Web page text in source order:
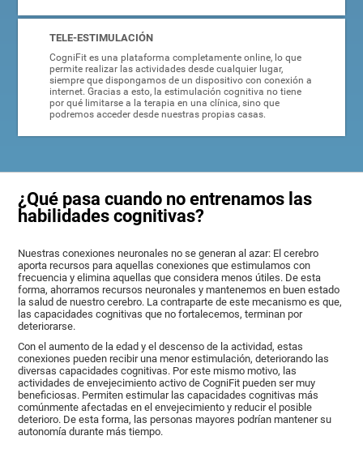
TELE-ESTIMULACIÓN
CogniFit es una plataforma completamente online, lo que
permite realizar las actividades desde cualquier lugar,
siempre que dispongamos de un dispositivo con conexión a
internet. Gracias a esto, la estimulación cognitiva no tiene
por qué limitarse a la terapia en una clínica, sino que
podremos acceder desde nuestras propias casas.
¿Qué pasa cuando no entrenamos las
habilidades cognitivas?
Nuestras conexiones neuronales no se generan al azar: El cerebro
aporta recursos para aquellas conexiones que estimulamos con
frecuencia y elimina aquellas que considera menos útiles. De esta
forma, ahorramos recursos neuronales y mantenemos en buen estado
la salud de nuestro cerebro. La contraparte de este mecanismo es que,
las capacidades cognitivas que no fortalecemos, terminan por
deteriorarse.
Con el aumento de la edad y el descenso de la actividad, estas
conexiones pueden recibir una menor estimulación, deteriorando las
diversas capacidades cognitivas. Por este mismo motivo, las
actividades de envejecimiento activo de CogniFit pueden ser muy
beneficiosas. Permiten estimular las capacidades cognitivas más
comúnmente afectadas en el envejecimiento y reducir el posible
deterioro. De esta forma, las personas mayores podrían mantener su
autonomía durante más tiempo.